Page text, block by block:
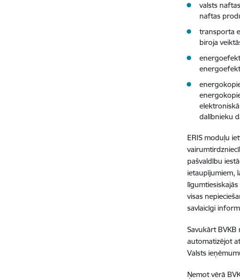
valsts
naftas
transporta
biroja
dalībnieku
ERIS moduļu
pašvaldību
ietaupījumiem,
visas
savlaicīgi
Savukārt
automatizējot
Valsts
Ņemot vērā